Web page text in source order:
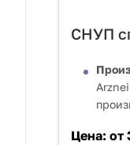
СНУП
Цена: от